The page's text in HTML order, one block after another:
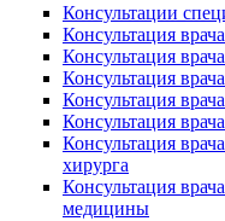
Консультации
Консультация
Консультация
Консультация
Консультация
Консультация
Консультация
хирурга
Консультация
медицины